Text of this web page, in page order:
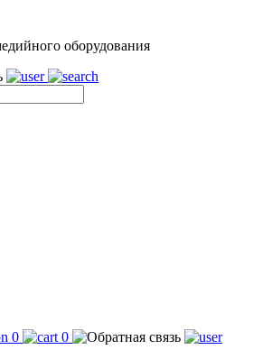
оборудования
0 0